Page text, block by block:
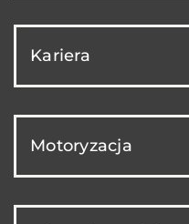
Kariera
Motoryzacja